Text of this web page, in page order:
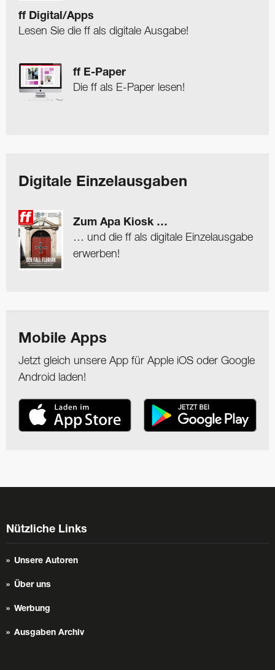
ff Digital/Apps
Lesen Sie die ff als digitale Ausgabe!
ff E-Paper
Die ff als E-Paper lesen!
Digitale Einzelausgaben
Zum Apa Kiosk …
… und die ff als digitale Einzelausgabe
erwerben!
Mobile Apps
Jetzt gleich unsere App für Apple iOS oder Google
Android laden!
Nützliche Links
Unsere Autoren
Über uns
Werbung
Ausgaben Archiv